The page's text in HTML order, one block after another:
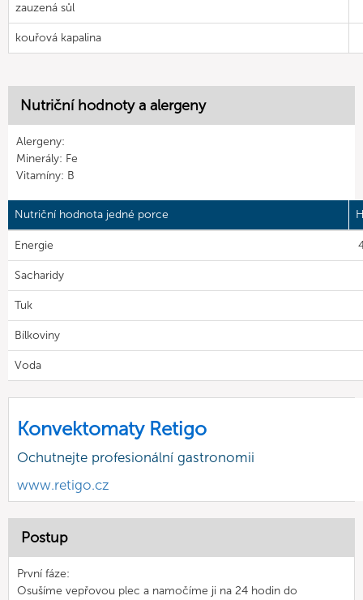
zauzená sůl
kouřová kapalina
Nutriční hodnoty a alergeny
Alergeny:
Minerály: Fe
Vitamíny: B
Nutriční hodnota jedné porce
Energie
Sacharidy
Tuk
Bílkoviny
Voda
Konvektomaty Retigo
Ochutnejte profesionální gastronomii
www.retigo.cz
Postup
První fáze:
Osušíme vepřovou plec a namočíme ji na 24 hodin do